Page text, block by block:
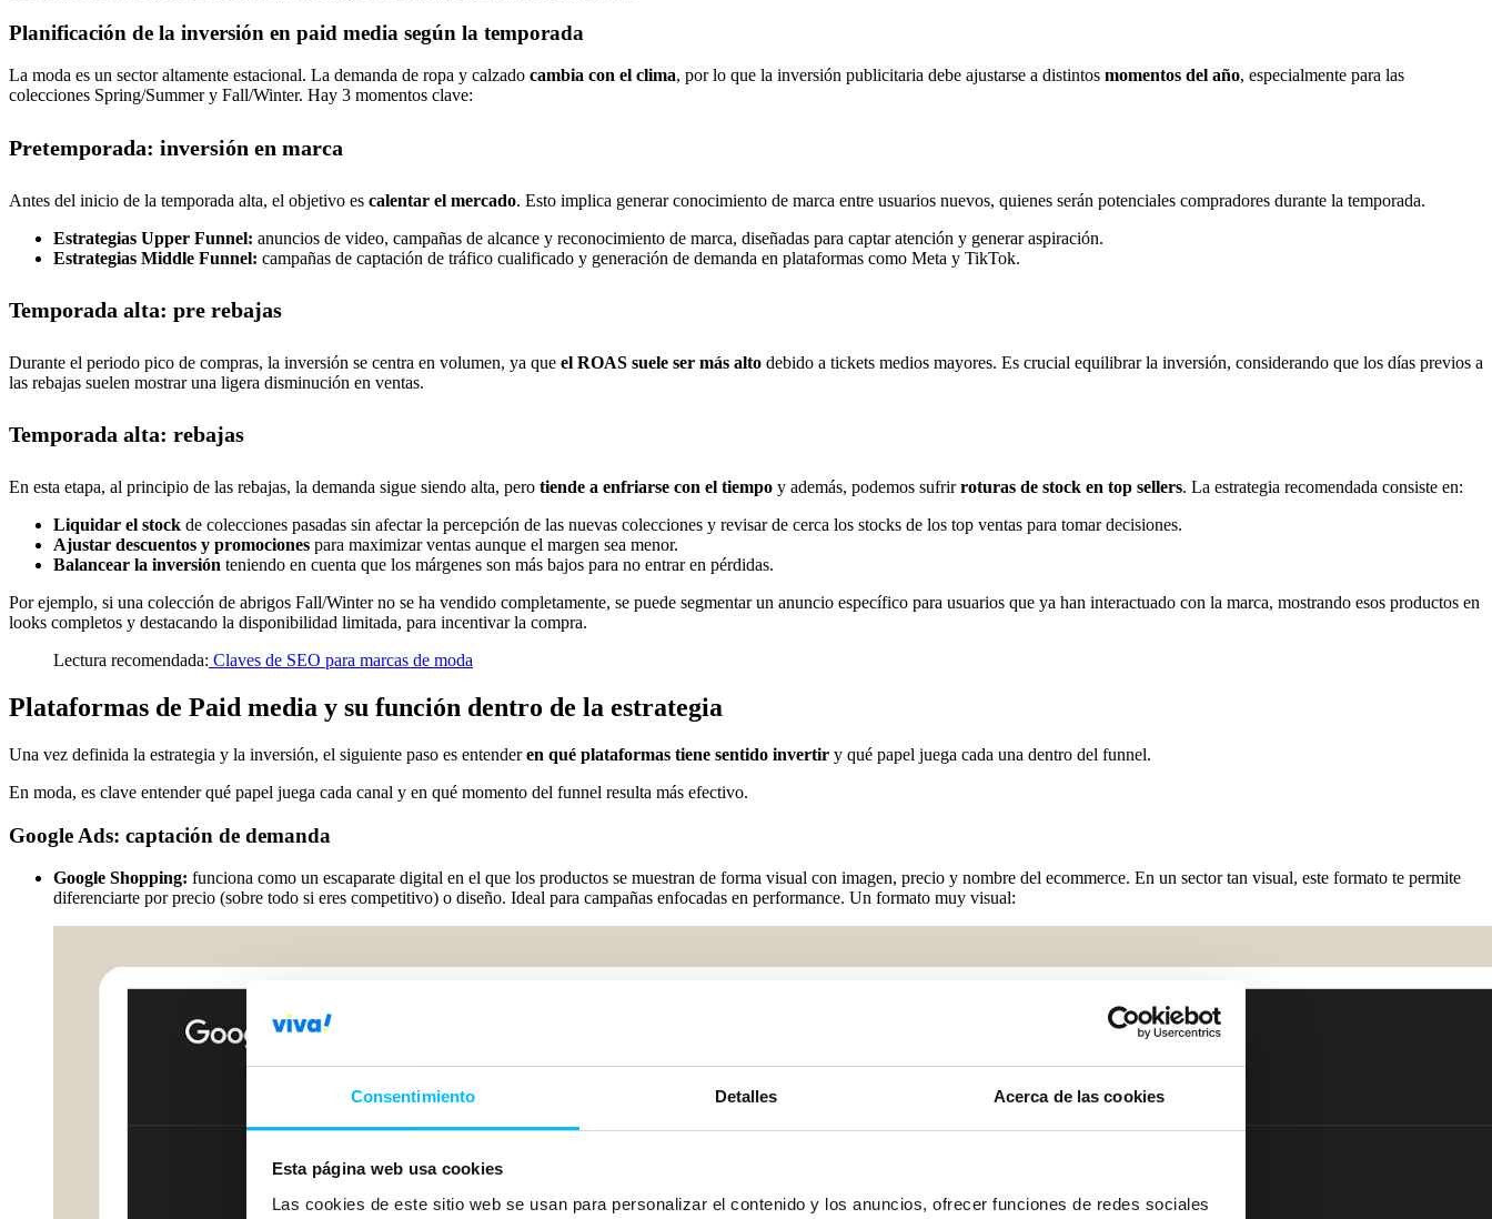
Consentimiento Detalles Acerca de las cookies
Esta página web usa cookies
Las cookies de este sitio web se usan para personalizar el contenido y los anuncios, ofrecer funciones de redes sociales
Planificación de la inversión en paid media según la temporada
La moda es un sector altamente estacional. La demanda de ropa y calzado cambia con el clima, por lo que la inversión publicitaria debe ajustarse a distintos momentos del año, especialmente para las
colecciones Spring/Summer y Fall/Winter. Hay 3 momentos clave:
Pretemporada: inversión en marca
Antes del inicio de la temporada alta, el objetivo es calentar el mercado. Esto implica generar conocimiento de marca entre usuarios nuevos, quienes serán potenciales compradores durante la temporada.
Estrategias Upper Funnel: anuncios de video, campañas de alcance y reconocimiento de marca, diseñadas para captar atención y generar aspiración.
Estrategias Middle Funnel: campañas de captación de tráfico cualificado y generación de demanda en plataformas como Meta y TikTok.
Temporada alta: pre rebajas
Durante el periodo pico de compras, la inversión se centra en volumen, ya que el ROAS suele ser más alto debido a tickets medios mayores. Es crucial equilibrar la inversión, considerando que los días previos a
las rebajas suelen mostrar una ligera disminución en ventas.
Temporada alta: rebajas
En esta etapa, al principio de las rebajas, la demanda sigue siendo alta, pero tiende a enfriarse con el tiempo y además, podemos sufrirroturas de stock en top sellers. La estrategia recomendada consiste en:
Liquidar el stock de colecciones pasadas sin afectar la percepción de las nuevas colecciones y revisar de cerca los stocks de los top ventas para tomar decisiones.
Ajustar descuentos y promociones para maximizar ventas aunque el margen sea menor.
Balancear la inversión teniendo en cuenta que los márgenes son más bajos para no entrar en pérdidas.
Por ejemplo, si una colección de abrigos Fall/Winter no se ha vendido completamente, se puede segmentar un anuncio específico para usuarios que ya han interactuado con la marca, mostrando esos productos en
looks completos y destacando la disponibilidad limitada, para incentivar la compra.
Lectura recomendada: Claves de SEO para marcas de moda
Plataformas de Paid media y su función dentro de la estrategia
Una vez definida la estrategia y la inversión, el siguiente paso es entenderen qué plataformas tiene sentido invertir y qué papel juega cada una dentro del funnel.
En moda, es clave entender qué papel juega cada canal y en qué momento del funnel resulta más efectivo.
Google Ads: captación de demanda
Google Shopping: funciona como un escaparate digital en el que los productos se muestran de forma visual con imagen, precio y nombre del ecommerce. En un sector tan visual, este formato te permite
diferenciarte por precio (sobre todo si eres competitivo) o diseño. Ideal para campañas enfocadas en performance. Un formato muy visual: